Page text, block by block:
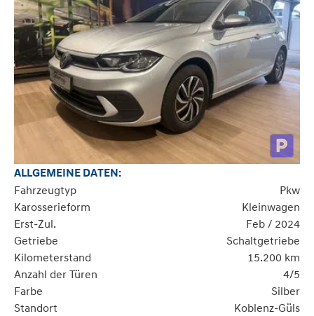
ALLGEMEINE DATEN:
Fahrzeugtyp
Pkw
Karosserieform
Kleinwagen
Erst-Zul.
Feb / 2024
Getriebe
Schaltgetriebe
Kilometerstand
15.200 km
Anzahl der Türen
4/5
Farbe
Silber
Standort
Koblenz-Güls